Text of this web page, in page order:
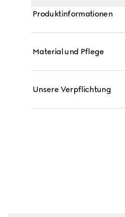
Leichtigkeit Platz finden.
Produktinformationen
Material und Pflege
Unsere Verpflichtung